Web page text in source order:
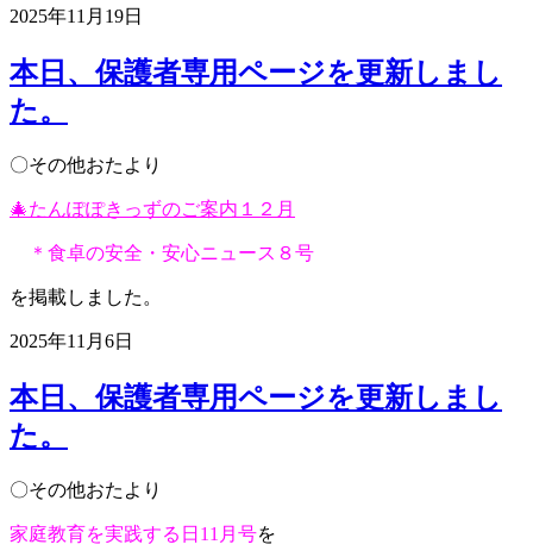
2025年11月19日
本日、保護者専用ページを更新しまし
た。
〇その他おたより
🎄たんぽぽきっずのご案内１２月
＊食卓の安全・安心ニュース８号
を掲載しました。
2025年11月6日
本日、保護者専用ページを更新しまし
た。
〇その他おたより
家庭教育を実践する日11月号を